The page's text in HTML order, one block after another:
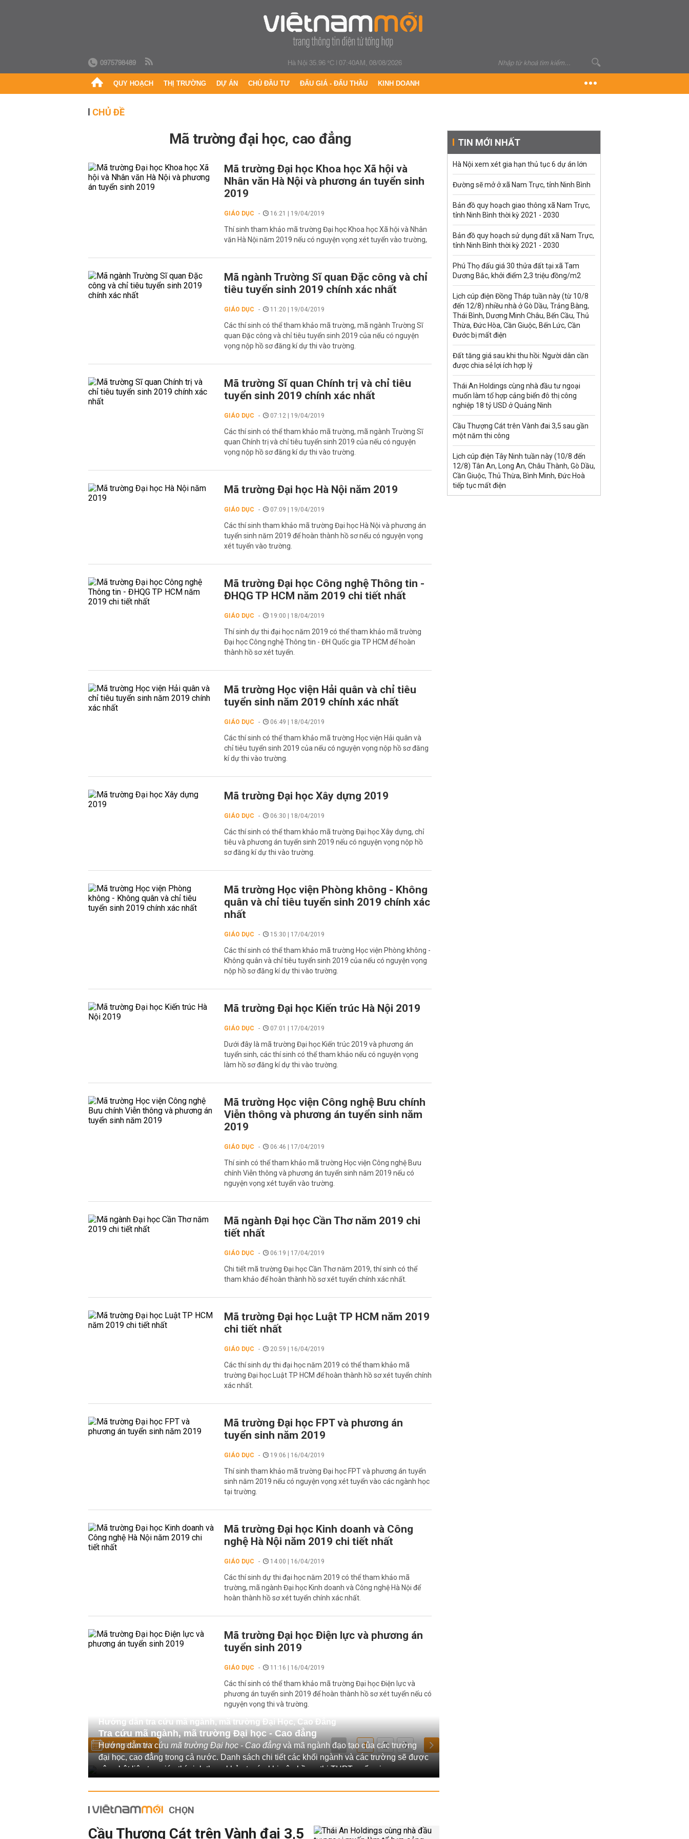
0975798489 Hà Nội 35.96 °C|07:40AM, 08/08/2026
QUY HOẠCH THỊ TRƯỜNG DỰ ÁN CHỦ ĐẦU TƯ ĐẤU GIÁ - ĐẤU THẦU KINH DOANH
CHỦ ĐỀ
Mã trường đại học, cao đẳng
Mã trường Đại học Khoa học Xã hội và
Nhân văn Hà Nội và phương án tuyển sinh
2019
GIÁO DỤC 16:21 | 19/04/2019
Thí sinh tham khảo mã trường Đại học Khoa học Xã hội và Nhân
văn Hà Nội năm 2019 nếu có nguyện vọng xét tuyển vào trường,
Mã ngành Trường Sĩ quan Đặc công và chỉ
tiêu tuyển sinh 2019 chính xác nhất
GIÁO DỤC 11:20 | 19/04/2019
Các thí sinh có thể tham khảo mã trường, mã ngành Trường Sĩ
quan Đặc công và chỉ tiêu tuyển sinh 2019 của nếu có nguyện
vọng nộp hồ sơ đăng kí dự thi vào trường.
Mã trường Sĩ quan Chính trị và chỉ tiêu
tuyển sinh 2019 chính xác nhất
GIÁO DỤC 07:12 | 19/04/2019
Các thí sinh có thể tham khảo mã trường, mã ngành Trường Sĩ
quan Chính trị và chỉ tiêu tuyển sinh 2019 của nếu có nguyện
vọng nộp hồ sơ đăng kí dự thi vào trường.
Mã trường Đại học Hà Nội năm 2019
GIÁO DỤC 07:09 | 19/04/2019
Các thí sinh tham khảo mã trường Đại học Hà Nội và phương án
tuyển sinh năm 2019 để hoàn thành hồ sơ nếu có nguyện vọng
xét tuyển vào trường.
Mã trường Đại học Công nghệ Thông tin -
ĐHQG TP HCM năm 2019 chi tiết nhất
GIÁO DỤC 19:00 | 18/04/2019
Thí sinh dự thi đại học năm 2019 có thể tham khảo mã trường
Đại học Công nghệ Thông tin - ĐH Quốc gia TP HCM để hoàn
thành hồ sơ xét tuyển.
Mã trường Học viện Hải quân và chỉ tiêu
tuyển sinh năm 2019 chính xác nhất
GIÁO DỤC 06:49 | 18/04/2019
Các thí sinh có thể tham khảo mã trường Học viện Hải quân và
chỉ tiêu tuyển sinh 2019 của nếu có nguyện vọng nộp hồ sơ đăng
kí dự thi vào trường.
Mã trường Đại học Xây dựng 2019
GIÁO DỤC 06:30 | 18/04/2019
Các thí sinh có thể tham khảo mã trường Đại học Xây dựng, chỉ
tiêu và phương án tuyển sinh 2019 nếu có nguyện vọng nộp hồ
sơ đăng kí dự thi vào trường.
Mã trường Học viện Phòng không - Không
quân và chỉ tiêu tuyển sinh 2019 chính xác
nhất
GIÁO DỤC 15:30 | 17/04/2019
Các thí sinh có thể tham khảo mã trường Học viện Phòng không -
Không quân và chỉ tiêu tuyển sinh 2019 của nếu có nguyện vọng
nộp hồ sơ đăng kí dự thi vào trường.
Mã trường Đại học Kiến trúc Hà Nội 2019
GIÁO DỤC 07:01 | 17/04/2019
Dưới đây là mã trường Đại học Kiến trúc 2019 và phương án
tuyển sinh, các thí sinh có thể tham khảo nếu có nguyện vọng
làm hồ sơ đăng kí dự thi vào trường.
Mã trường Học viện Công nghệ Bưu chính
Viễn thông và phương án tuyển sinh năm
2019
GIÁO DỤC 06:46 | 17/04/2019
Thí sinh có thể tham khảo mã trường Học viện Công nghệ Bưu
chính Viễn thông và phương án tuyển sinh năm 2019 nếu có
nguyện vọng xét tuyển vào trường.
Mã ngành Đại học Cần Thơ năm 2019 chi
tiết nhất
GIÁO DỤC 06:19 | 17/04/2019
Chi tiết mã trường Đại học Cần Thơ năm 2019, thí sinh có thể
tham khảo để hoàn thành hồ sơ xét tuyển chính xác nhất.
Mã trường Đại học Luật TP HCM năm 2019
chi tiết nhất
GIÁO DỤC 20:59 | 16/04/2019
Các thí sinh dự thi đại học năm 2019 có thể tham khảo mã
trường Đại học Luật TP HCM để hoàn thành hồ sơ xét tuyển chính
xác nhất.
Mã trường Đại học FPT và phương án
tuyển sinh năm 2019
GIÁO DỤC 19:06 | 16/04/2019
Thí sinh tham khảo mã trường Đại học FPT và phương án tuyển
sinh năm 2019 nếu có nguyện vọng xét tuyển vào các ngành học
tại trường.
Mã trường Đại học Kinh doanh và Công
nghệ Hà Nội năm 2019 chi tiết nhất
GIÁO DỤC 14:00 | 16/04/2019
Các thí sinh dự thi đại học năm 2019 có thể tham khảo mã
trường, mã ngành Đại học Kinh doanh và Công nghệ Hà Nội để
hoàn thành hồ sơ xét tuyển chính xác nhất.
Mã trường Đại học Điện lực và phương án
tuyển sinh 2019
GIÁO DỤC 11:16 | 16/04/2019
Các thí sinh có thể tham khảo mã trường Đại học Điện lực và
phương án tuyển sinh 2019 để hoàn thành hồ sơ xét tuyển nếu có
nguyện vọng thi và trường.
TÌM THEO NGÀY 1 2 3
Hướng dẫn tra cứu mã ngành, mã trường Đại Học, Cao Đẳng
Tra cứu mã ngành, mã trường Đại học - Cao đẳng
Hướng dẫn tra cứu mã trường Đại học - Cao đẳng và mã ngành đạo tạo của các trường
đại học, cao đẳng trong cả nước. Danh sách chi tiết các khối ngành và các trường sẽ được
cập nhật liên tục giúp thí sinh tham khảo trước khi nộp hồ sơ thi THPT quốc gia.
CHỌN
Cầu Thượng Cát trên Vành đai 3,5
TIN MỚI NHẤT
Hà Nội xem xét gia hạn thủ tục 6 dự án lớn
Đường sẽ mở ở xã Nam Trực, tỉnh Ninh Bình
Bản đồ quy hoạch giao thông xã Nam Trực,
tỉnh Ninh Bình thời kỳ 2021 - 2030
Bản đồ quy hoạch sử dụng đất xã Nam Trực,
tỉnh Ninh Bình thời kỳ 2021 - 2030
Phú Thọ đấu giá 30 thửa đất tại xã Tam
Dương Bắc, khởi điểm 2,3 triệu đồng/m2
Lịch cúp điện Đồng Tháp tuần này (từ 10/8
đến 12/8) nhiều nhà ở Gò Dầu, Trảng Bàng,
Thái Bình, Dương Minh Châu, Bến Cầu, Thủ
Thừa, Đức Hòa, Cần Giuộc, Bến Lức, Cần
Đước bị mất điện
Đất tăng giá sau khi thu hồi: Người dân cần
được chia sẻ lợi ích hợp lý
Thái An Holdings cùng nhà đầu tư ngoại
muốn làm tổ hợp cảng biển đô thị công
nghiệp 18 tỷ USD ở Quảng Ninh
Cầu Thượng Cát trên Vành đai 3,5 sau gần
một năm thi công
Lịch cúp điện Tây Ninh tuần này (10/8 đến
12/8) Tân An, Long An, Châu Thành, Gò Dầu,
Cần Giuộc, Thủ Thừa, Bình Minh, Đức Hoà
tiếp tục mất điện